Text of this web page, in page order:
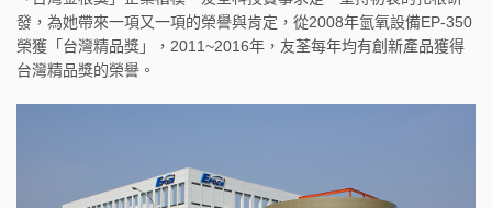
發，為她帶來一項又一項的榮譽與肯定，從2008年氫氧設備EP-350
榮獲「台灣精品獎」，2011~2016年，友荃每年均有創新產品獲得
台灣精品獎的榮譽。